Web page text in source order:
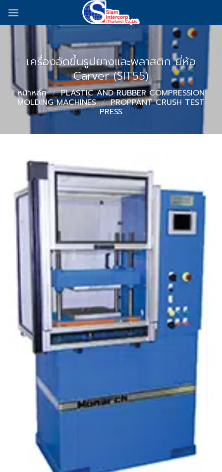
เครื่องอัดขึ้นรูปยางและพลาสติก ยี่ห้อ
Carver (SIT55)
หน้าหลัก / PLASTIC AND RUBBER COMPRESSION
MOLDING MACHINES / PROPPANT CRUSH TEST
PRESS